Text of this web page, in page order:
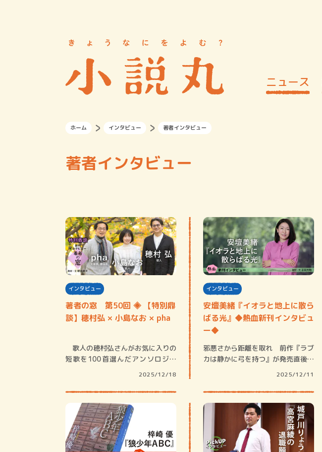
ニュース
ホーム インタビュー 著者インタビュー
著者インタビュー
インタビュー
著者の窓 第50回 ◈ 【特別鼎
談】穂村弘 × 小島なお × pha
歌人の穂村弘さんがお気に入りの
短歌を100首選んだアンソロジー
2025/12/18
インタビュー
安壇美緒『イオラと地上に散ら
ばる光』◆熱血新刊インタビュ
ー◆
邪悪さから距離を取れ 前作『ラブ
カは静かに弓を持つ』が発売直後か
2025/12/11